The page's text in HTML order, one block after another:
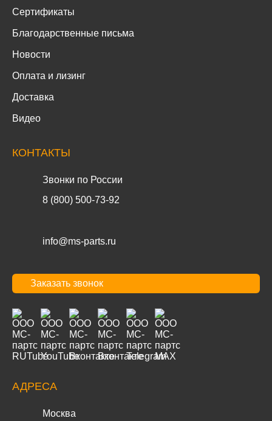
Сертификаты
Благодарственные письма
Новости
Оплата и лизинг
Доставка
Видео
КОНТАКТЫ
Звонки по России
8 (800) 500-73-92
info@ms-parts.ru
Заказать звонок
АДРЕСА
Москва